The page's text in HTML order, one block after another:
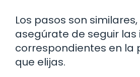
Los pasos son
asegúrate de seguir las
correspondientes en la
que elijas.